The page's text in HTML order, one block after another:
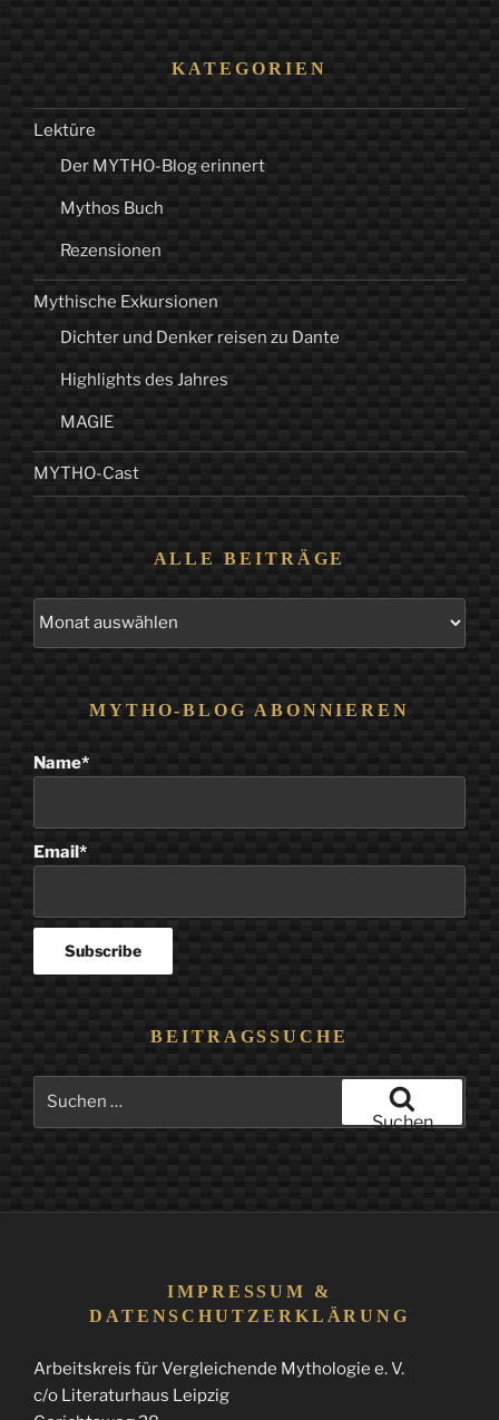
KATEGORIEN
Lektüre
Der MYTHO-Blog erinnert
Mythos Buch
Rezensionen
Mythische Exkursionen
Dichter und Denker reisen zu Dante
Highlights des Jahres
MAGIE
MYTHO-Cast
ALLE BEITRÄGE
MYTHO-BLOG ABONNIEREN
Name*
Email*
BEITRAGSSUCHE
Suchen
IMPRESSUM &
DATENSCHUTZERKLÄRUNG
Arbeitskreis für Vergleichende Mythologie e. V.
c/o Literaturhaus Leipzig